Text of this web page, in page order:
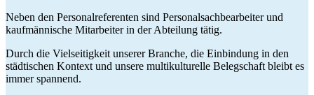
Neben den Personalreferenten sind Personalsachbearbeiter und
kaufmännische Mitarbeiter in der Abteilung tätig.
Durch die Vielseitigkeit unserer Branche, die Einbindung in den
städtischen Kontext und unsere multikulturelle Belegschaft bleibt es
immer spannend.